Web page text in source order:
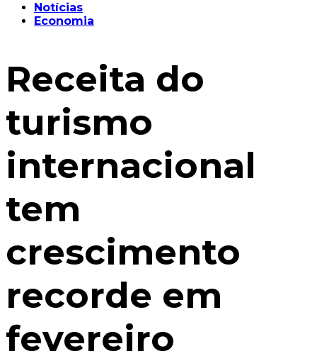
Notícias
Economia
Receita do
turismo
internacional
tem
crescimento
recorde em
fevereiro